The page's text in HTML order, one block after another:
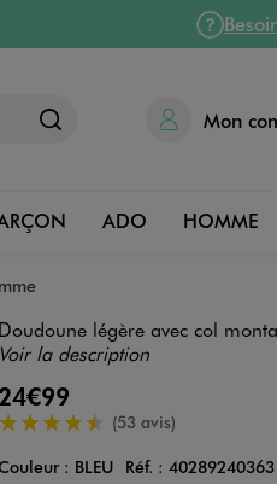
Mon
ADO HOMME
Doudoune légère avec col
Voir la description
24€99
4.5/5 de moyenne
(53 avis)
: BLEU Réf. : 40289240363